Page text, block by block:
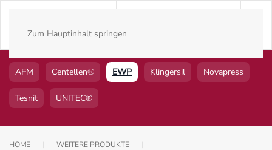
Zum Hauptinhalt springen
AFM Centellen® EWP Klingersil Novapress
Tesnit UNITEC®
HOME
WEITERE PRODUKTE